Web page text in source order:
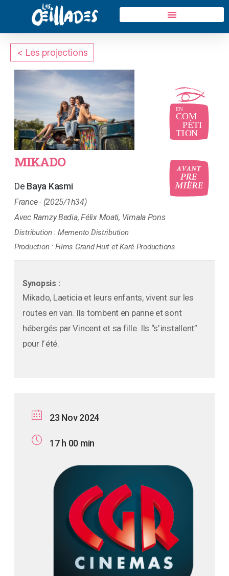
< Les projections
MIKADO
Baya Kasmi
France - (2025/1h34)
Ramzy Bedia, Félix Moati, Vimala Pons
Distribution : Memento Distribution
Production : Films Grand Huit et Karé Productions
Synopsis :
Mikado, Laeticia et leurs enfants, vivent sur les
routes en van. Ils tombent en panne et sont
hébergés par Vincent et sa fille. Ils “s’ installent”
pour l’ été.
23 Nov 2024
17 h 00 min